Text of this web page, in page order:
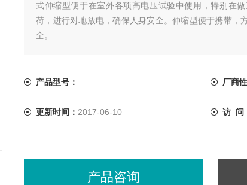
式伸缩型便于在室外各项高电压试验中使用，特别在
荷，进行对地放电，确保人身安全。伸缩型便于携带，
全。
产品型号： 厂商
更新时间： 2017-06-10 访 问
产品咨询